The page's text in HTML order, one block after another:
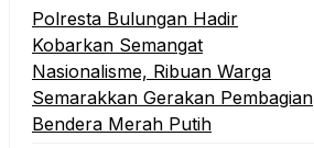
Polresta Bulungan Hadir
Kobarkan Semangat
Nasionalisme, Ribuan Warga
Semarakkan Gerakan Pembagian
Bendera Merah Putih